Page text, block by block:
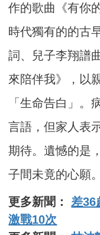
作的歌曲《有你
時代獨有的的古
詞、兒子李翔譜
來陪伴我》，以
「生命告白」。
言語，但家人表
期待。遺憾的是
子間未竟的心願。
更多新聞： 差
激戰10次